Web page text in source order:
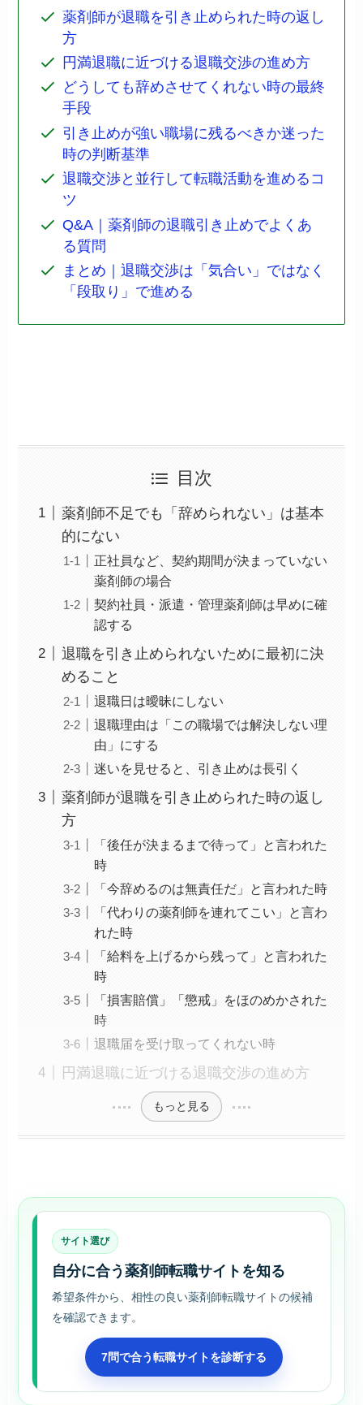
薬剤師が退職を引き止められた時の返し
方
円満退職に近づける退職交渉の進め方
どうしても辞めさせてくれない時の最終
手段
引き止めが強い職場に残るべきか迷った
時の判断基準
退職交渉と並行して転職活動を進めるコ
ツ
Q&A｜薬剤師の退職引き止めでよくあ
る質問
まとめ｜退職交渉は「気合い」ではなく
「段取り」で進める
目次
薬剤師不足でも「辞められない」は基本
的にない
正社員など、契約期間が決まっていない
薬剤師の場合
契約社員・派遣・管理薬剤師は早めに確
認する
退職を引き止められないために最初に決
めること
退職日は曖昧にしない
退職理由は「この職場では解決しない理
由」にする
迷いを見せると、引き止めは長引く
薬剤師が退職を引き止められた時の返し
方
「後任が決まるまで待って」と言われた
時
「今辞めるのは無責任だ」と言われた時
「代わりの薬剤師を連れてこい」と言わ
れた時
「給料を上げるから残って」と言われた
時
「損害賠償」「懲戒」をほのめかされた
時
退職届を受け取ってくれない時
円満退職に近づける退職交渉の進め方
もっと見る
サイト選び
自分に合う薬剤師転職サイトを知る
希望条件から、相性の良い薬剤師転職サイトの候補
を確認できます。
7問で合う転職サイトを診断する